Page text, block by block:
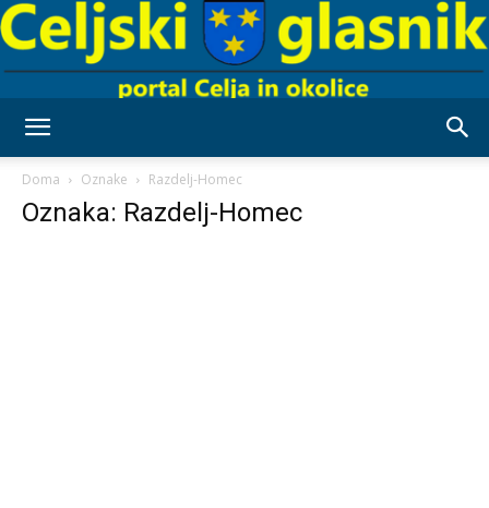
Doma Oznake Razdelj-Homec
Oznaka: Razdelj-Homec